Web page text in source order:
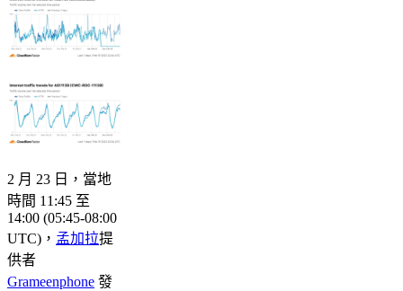
2 月 23 日，當地
時間 11:45 至
14:00 (05:45-08:00
UTC)， 孟加拉提
供者
Grameenphone 發